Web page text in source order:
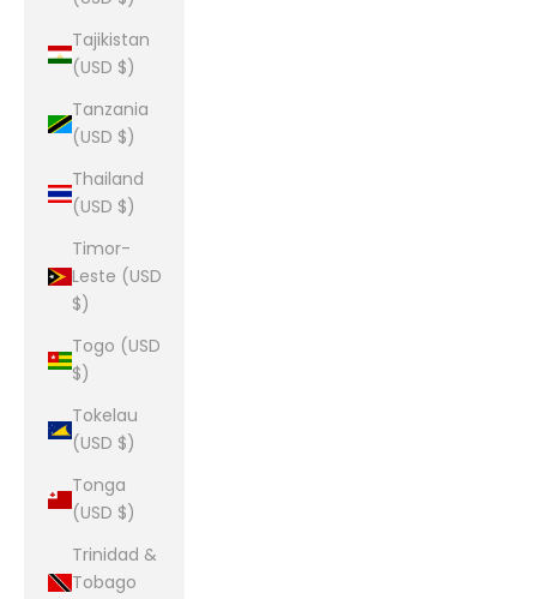
Tajikistan
(USD $)
Tanzania
(USD $)
Thailand
(USD $)
Timor-
Leste (USD
$)
Togo (USD
$)
Tokelau
(USD $)
Tonga
(USD $)
Trinidad &
Tobago